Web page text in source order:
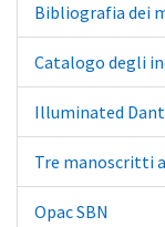
Bibliografia dei
Catalogo degli
Illuminated
Tre manoscritti
Opac SBN